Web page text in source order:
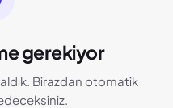
gerekiyor
Birazdan otomatik